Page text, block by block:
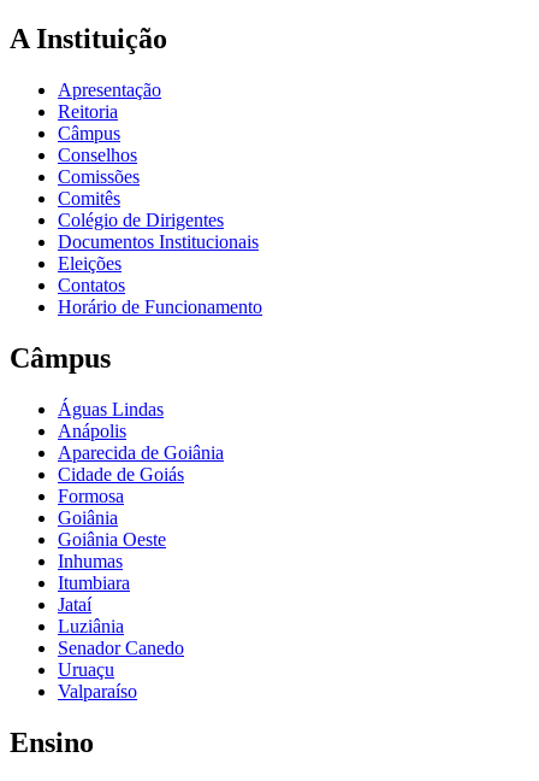
A Instituição
Apresentação
Reitoria
Câmpus
Conselhos
Comissões
Comitês
Colégio de Dirigentes
Documentos Institucionais
Eleições
Contatos
Horário de Funcionamento
Câmpus
Águas Lindas
Anápolis
Aparecida de Goiânia
Cidade de Goiás
Formosa
Goiânia
Goiânia Oeste
Inhumas
Itumbiara
Jataí
Luziânia
Senador Canedo
Uruaçu
Valparaíso
Ensino